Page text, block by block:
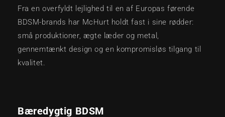
Fra en overfyldt lejlighed til en af Europas førende
BDSM-brands har McHurt holdt fast i sine rødder:
små produktioner, ægte læder og metal,
gennemtænkt design og en kompromisløs tilgang til
kvalitet.
Bæredygtig BDSM